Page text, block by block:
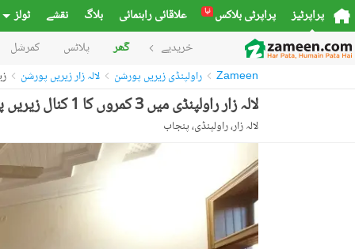
پراپرٹیز پراپرٹی بلاکس نیا علاقائی راہنمائی بلاگ نقشے ٹولز
خریدیے گھر پلاٹس کمرشل
Zameen راولپنڈی زیریں پورشن لالہ زار زیریں پورشن
لالہ زار راولپنڈی میں 3 کمروں کا 1 کنال زیریں پورشن 1.15 لاکھ میں کرایہ پر دستیاب ہے۔
لالہ زار، راولپنڈی، پنجاب